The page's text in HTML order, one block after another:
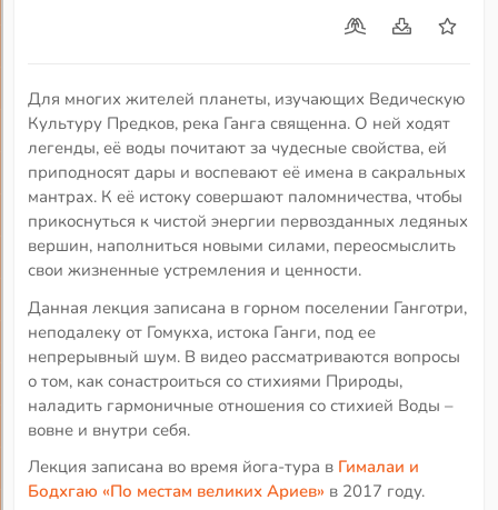
Для многих жителей планеты, изучающих Ведическую
Культуру Предков, река Ганга священна. О ней ходят
легенды, её воды почитают за чудесные свойства, ей
приподносят дары и воспевают её имена в сакральных
мантрах. К её истоку совершают паломничества, чтобы
прикоснуться к чистой энергии первозданных ледяных
вершин, наполниться новыми силами, переосмыслить
свои жизненные устремления и ценности.
Данная лекция записана в горном поселении Ганготри,
неподалеку от Гомукха, истока Ганги, под ее
непрерывный шум. В видео рассматриваются вопросы
о том, как сонастроиться со стихиями Природы,
наладить гармоничные отношения со стихией Воды –
вовне и внутри себя.
Лекция записана во время йога-тура в Гималаи и
Бодхгаю «По местам великих Ариев» в 2017 году.